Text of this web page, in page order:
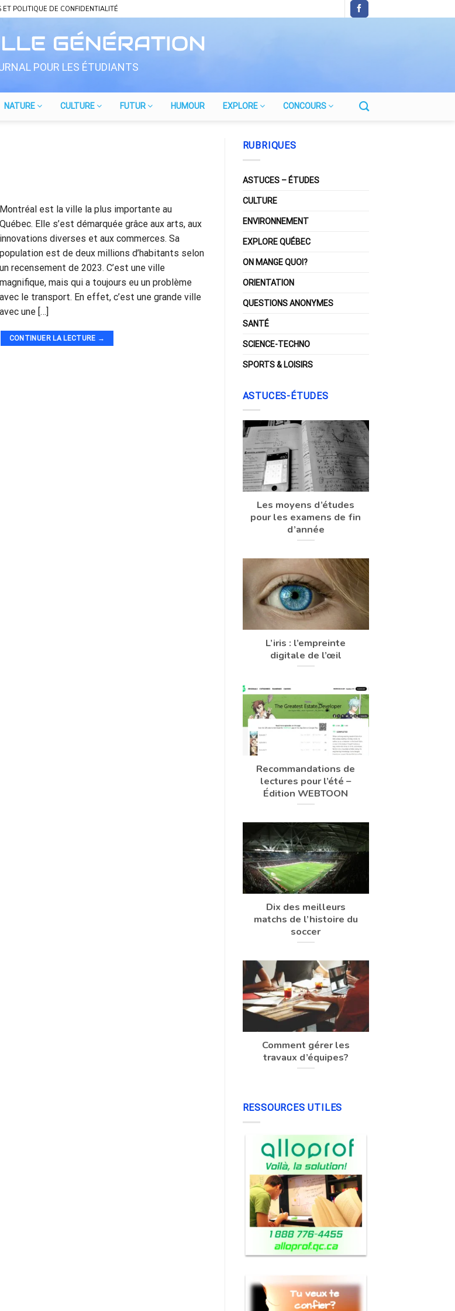
POLITIQUE DE CONFIDENTIALITÉ
POUR LES ÉTUDIANTS
NATURE CULTURE FUTUR HUMOUR EXPLORE CONCOURS
Montréal est la ville la plus importante au
Québec. Elle s’est démarquée grâce aux arts, aux
innovations diverses et aux commerces. Sa
population est de deux millions d’habitants selon
un recensement de 2023. C’est une ville
magnifique, mais qui a toujours eu un problème
avec le transport. En effet, c’est une grande ville
avec une […]
CONTINUER LA LECTURE →
RUBRIQUES
ASTUCES – ÉTUDES
CULTURE
ENVIRONNEMENT
EXPLORE QUÉBEC
ON MANGE QUOI?
ORIENTATION
QUESTIONS ANONYMES
SANTÉ
SCIENCE-TECHNO
SPORTS & LOISIRS
ASTUCES-ÉTUDES
Les moyens d’études
pour les examens de fin
d’année
L’iris : l’empreinte
digitale de l’œil
Recommandations de
lectures pour l’été –
Édition WEBTOON
Dix des meilleurs
matchs de l’histoire du
soccer
Comment gérer les
travaux d’équipes?
RESSOURCES UTILES